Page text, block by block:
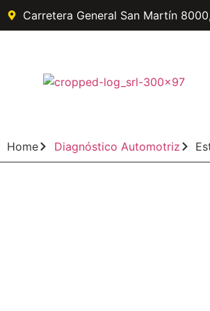
Carretera General San Martín
Home Diagnóstico Automotriz